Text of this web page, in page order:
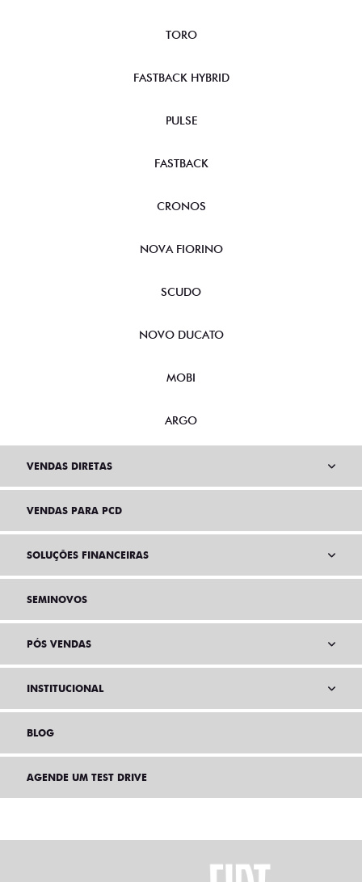
TORO
FASTBACK HYBRID
PULSE
FASTBACK
CRONOS
NOVA FIORINO
SCUDO
NOVO DUCATO
MOBI
ARGO
VENDAS DIRETAS
VENDAS PARA PCD
SOLUÇÕES FINANCEIRAS
SEMINOVOS
PÓS VENDAS
INSTITUCIONAL
BLOG
AGENDE UM TEST DRIVE